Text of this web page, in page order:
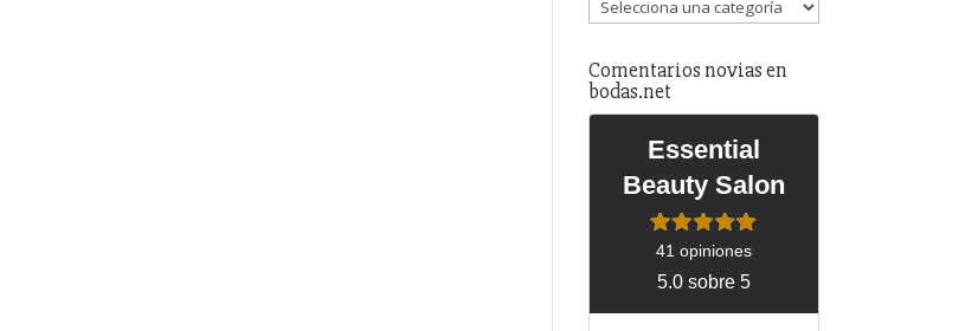
Comentarios novias en
bodas.net
Essential
Beauty Salon
41 opiniones
5.0 sobre 5